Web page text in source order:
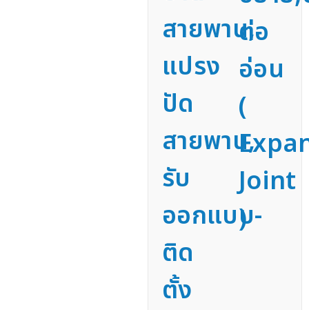
สายพาน,
แปรง
ปัด
สายพาน,
รับ
ออกแบบ-
ติด
ตั้ง
ต่อ
อ่อน
(
Joint
)